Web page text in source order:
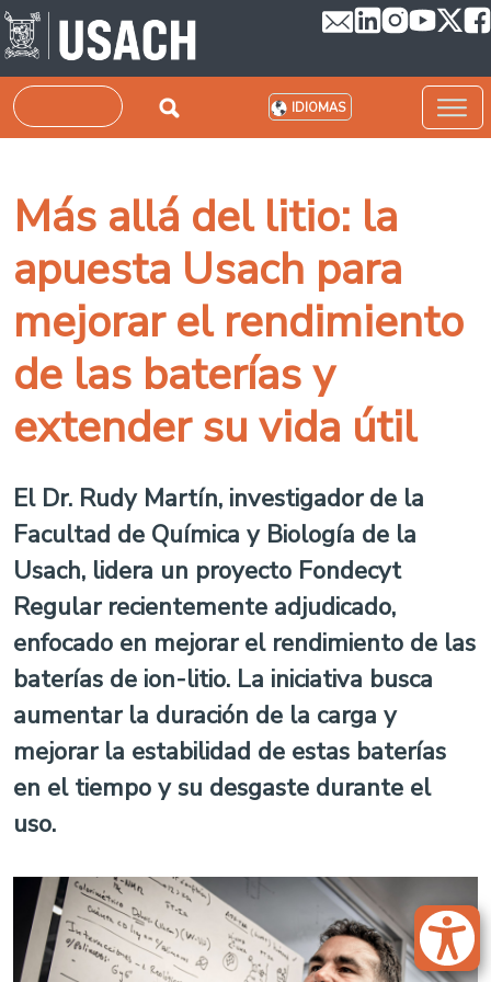
Pasar al contenido principal
Buscar IDIOMAS
Más allá del litio: la
apuesta Usach para
mejorar el rendimiento
de las baterías y
extender su vida útil
El Dr. Rudy Martín, investigador de la
Facultad de Química y Biología de la
Usach, lidera un proyecto Fondecyt
Regular recientemente adjudicado,
enfocado en mejorar el rendimiento de las
baterías de ion-litio. La iniciativa busca
aumentar la duración de la carga y
mejorar la estabilidad de estas baterías
en el tiempo y su desgaste durante el
uso.